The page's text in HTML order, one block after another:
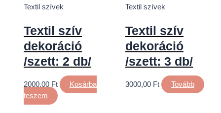
Textil szívek
Textil szív
dekoráció
/szett: 2 db/
2000,00 Ft
Kosárba
teszem
Textil szívek
Textil szív
dekoráció
/szett: 3 db/
3000,00 Ft Tovább